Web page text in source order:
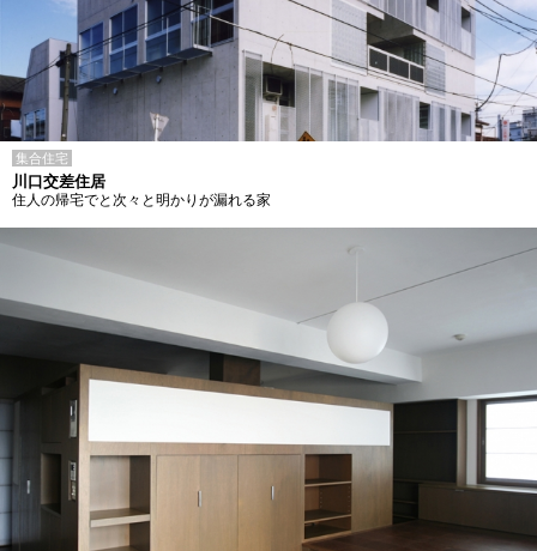
集合住宅
川口交差住居
住人の帰宅でと次々と明かりが漏れる家